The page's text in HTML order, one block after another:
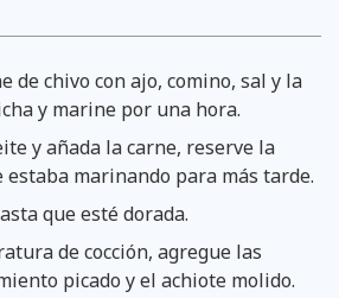
de chivo con ajo, comino, sal y la
y marine por una hora.
y añada la carne, reserve la
estaba marinando para más tarde.
que esté dorada.
de cocción, agregue las
picado y el achiote molido.